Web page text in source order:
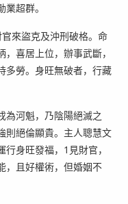
超群。
來盜克及沖刑破格。命
喜居上位，辦事武斷，
多勞。身旺無破者，行藏
河魁，乃陰陽絕滅之
則絕倫顯貴。主人聰慧文
身旺發福，1見財官，
，且好權術，但婚姻不